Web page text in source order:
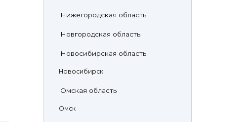
Нижегородская область
Новгородская область
Новосибирская область
Новосибирск
Омская область
Омск